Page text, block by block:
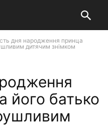
дня народження принца
дитячим знімком
його батько